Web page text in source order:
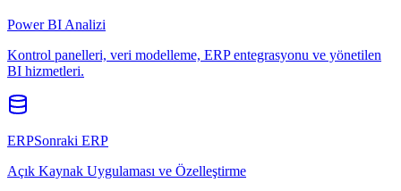
Power BI Analizi
Kontrol panelleri, veri modelleme, ERP entegrasyonu ve yönetilen
BI hizmetleri.
ERPSonraki ERP
Açık Kaynak Uygulaması ve Özelleştirme